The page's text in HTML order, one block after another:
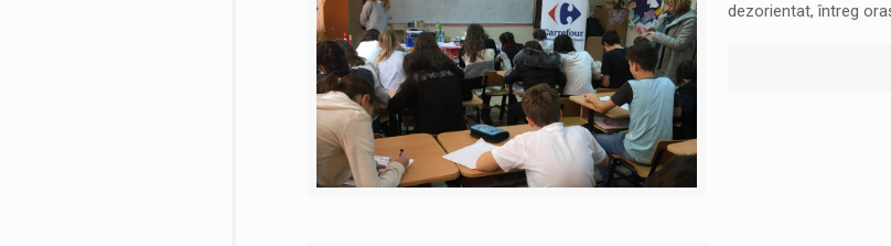
dezorientat, întreg